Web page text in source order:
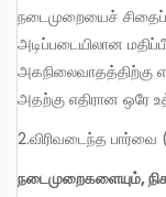
நடைமுறையைச்
அடிப்படையிலான
அகநிலைவாதத்திற்கு
அதற்கு எதிரான ஒரே
2.விரிவடைந்த பார்வை
நடைமுறைகளையும்,